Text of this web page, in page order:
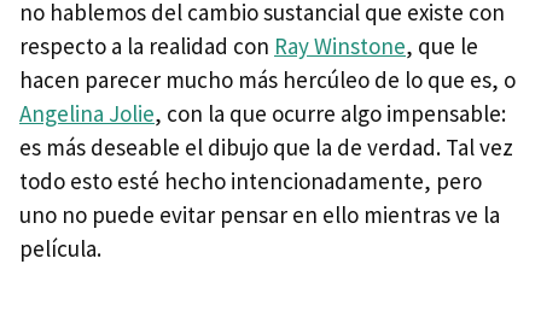
no hablemos del cambio sustancial que existe con
respecto a la realidad con Ray Winstone, que le
hacen parecer mucho más hercúleo de lo que es, o
Angelina Jolie, con la que ocurre algo impensable:
es más deseable el dibujo que la de verdad. Tal vez
todo esto esté hecho intencionadamente, pero
uno no puede evitar pensar en ello mientras ve la
película.